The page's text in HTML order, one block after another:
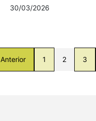
30/03/2026
Anterior 1 2 3